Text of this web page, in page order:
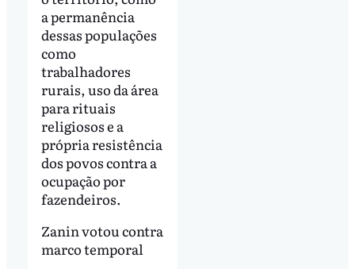
a permanência
dessas populações
como
trabalhadores
rurais, uso da área
para rituais
religiosos e a
própria resistência
dos povos contra a
ocupação por
fazendeiros.
Zanin votou contra
marco temporal